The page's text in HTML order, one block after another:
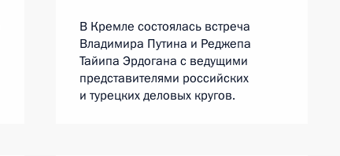
В Кремле состоялась встреча
Владимира Путина и Реджепа
Тайипа Эрдогана с ведущими
представителями российских
и турецких деловых кругов.